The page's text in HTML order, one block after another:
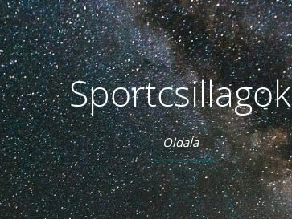
Sportcsillagok
Oldala